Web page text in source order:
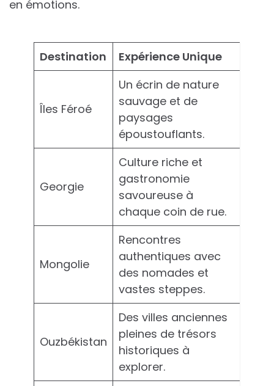
en émotions.
Destination Expérience Unique
Îles Féroé
Un écrin de nature
sauvage et de
paysages
époustouflants.
Georgie
Culture riche et
gastronomie
savoureuse à
chaque coin de rue.
Mongolie
Rencontres
authentiques avec
des nomades et
vastes steppes.
Ouzbékistan
Des villes anciennes
pleines de trésors
historiques à
explorer.